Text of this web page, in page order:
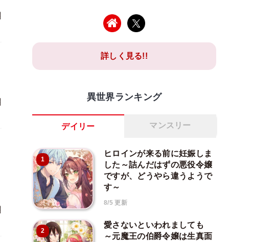
詳しく見る!!
異世界ランキング
デイリー マンスリー
1
ヒロインが来る前に妊娠しま
した～詰んだはずの悪役令嬢
ですが、どうやら違うようで
す～
8/5 更新
2
愛さないといわれましても
～元魔王の伯爵令嬢は生真面